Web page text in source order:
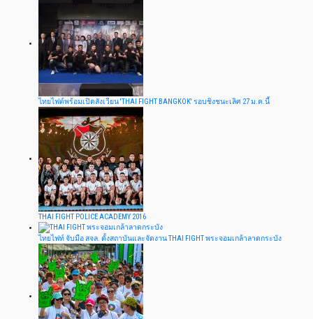
ไทยไฟต์พร้อมเปิดสังเวียน 'THAI FIGHT BANGKOK' รอบชิงชนะเลิศ 27 ม.ค.นี้
THAI FIGHT POLICE ACADEMY 2016
ไทยไฟท์ จับมือ สจล. ตั้งสถาบันและจัดงาน THAI FIGHT พระจอมเกล้าลาดกระบัง